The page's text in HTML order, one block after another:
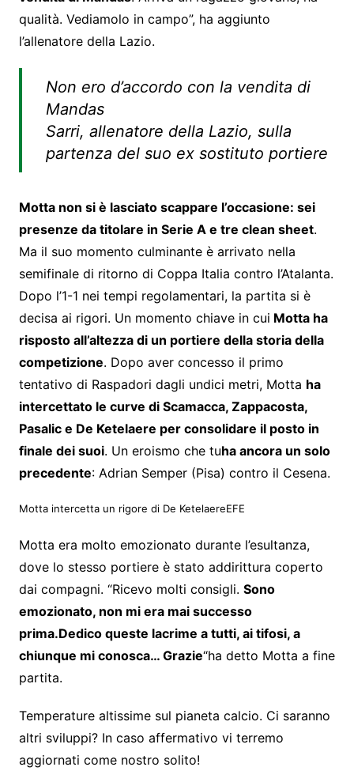
qualità. Vediamolo in campo”, ha aggiunto
l’allenatore della Lazio.
Non ero d’accordo con la vendita di
Mandas
Sarri, allenatore della Lazio, sulla
partenza del suo ex sostituto portiere
Motta non si è lasciato scappare l’occasione: sei
presenze da titolare in Serie A e tre clean sheet.
Ma il suo momento culminante è arrivato nella
semifinale di ritorno di Coppa Italia contro l’Atalanta.
Dopo l’1-1 nei tempi regolamentari, la partita si è
decisa ai rigori. Un momento chiave in cui Motta ha
risposto all’altezza di un portiere della storia della
competizione. Dopo aver concesso il primo
tentativo di Raspadori dagli undici metri, Motta ha
intercettato le curve di Scamacca, Zappacosta,
Pasalic e De Ketelaere per consolidare il posto in
finale dei suoi. Un eroismo che tuha ancora un solo
precedente: Adrian Semper (Pisa) contro il Cesena.
Motta intercetta un rigore di De KetelaereEFE
Motta era molto emozionato durante l’esultanza,
dove lo stesso portiere è stato addirittura coperto
dai compagni. “Ricevo molti consigli. Sono
emozionato, non mi era mai successo
prima.Dedico queste lacrime a tutti, ai tifosi, a
chiunque mi conosca… Grazie“ha detto Motta a fine
partita.
Temperature altissime sul pianeta calcio. Ci saranno
altri sviluppi? In caso affermativo vi terremo
aggiornati come nostro solito!